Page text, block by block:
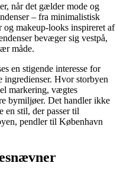
når det gælder mode og
– fra minimalistisk
og makeup-looks inspireret af
bevæger sig vestpå,
måde.
en stigende interesse for
ingredienser. Hvor storbyen
markering, vægtes
bymiljøer. Det handler ikke
en stil, der passer til
pendler til København